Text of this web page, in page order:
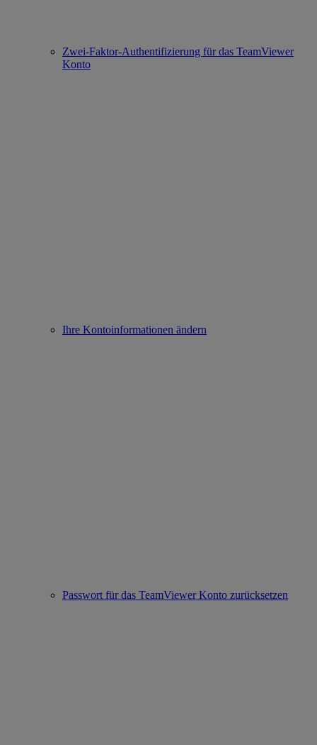
Zwei-Faktor-Authentifizierung für das TeamViewer
Konto
Ihre Kontoinformationen ändern
Passwort für das TeamViewer Konto zurücksetzen